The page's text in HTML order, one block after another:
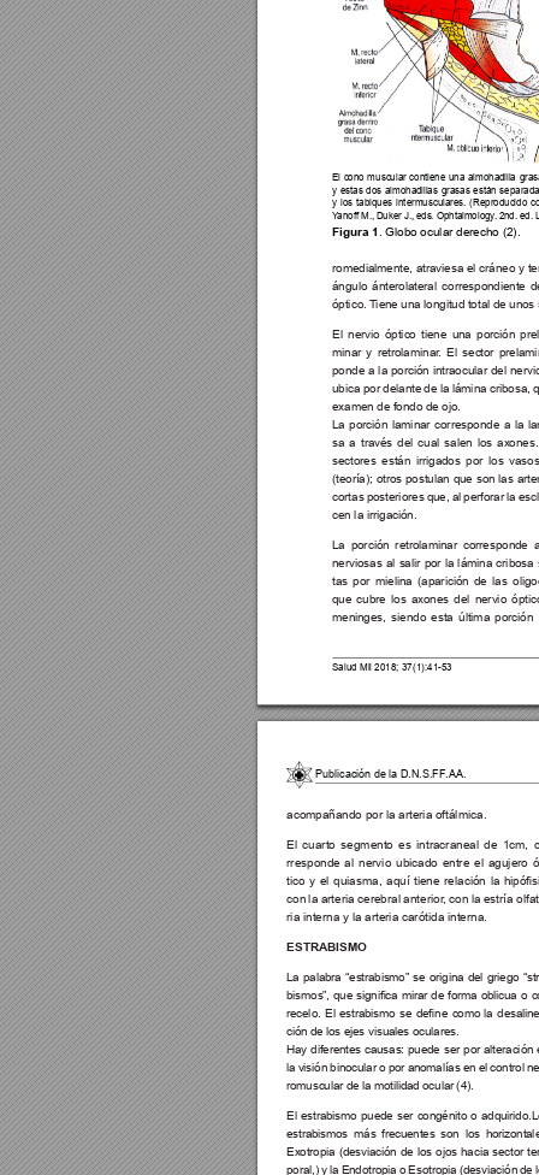
Salud Mil 2018; 37(1):41-53
El cono muscular contiene una almohadilla
y estas dos almohadillas grasas están
y los tabiques intermusculares. (Reproducido
Yanoff M., Duker J., eds. Ophtalmology. 2nd. ed.
Figura 1. Globo ocular derecho (2).
romedialmente, atraviesa el cráneo y
ángulo ánterolateral correspondiente
óptico. Tiene una longitud total de unos
El nervio óptico tiene una porción
minar y retrolaminar. El sector
ponde a la porción intraocular del
ubica por delante de la lámina cribosa,
examen de fondo de ojo.
La porción laminar corresponde a la
sa a través del cual salen los
sectores están irrigados por los
(teoría); otros postulan que son las
cortas posteriores que, al perforar la
cen la irrigación.
La porción retrolaminar corresponde
nerviosas al salir por la lámina cribosa
tas por mielina (aparición de las
que cubre los axones del nervio
meninges, siendo esta última
Publicación de la D.N.S.FF.AA.
acompañando por la arteria oftálmica.
El cuarto segmento es intracraneal de 1cm,
rresponde al nervio ubicado entre el agujero
tico y el quiasma, aquí tiene relación la
con la arteria cerebral anterior, con la estría
ria interna y la arteria carótida interna.
ESTRABISMO
La palabra “estrabismo” se origina del griego
bismos”, que signica mirar de forma oblicua o
recelo. El estrabismo se dene como la
ción de los ejes visuales oculares.
Hay diferentes causas: puede ser por alteración
la visión binocular o por anomalías en el control
romuscular de la motilidad ocular (4).
El estrabismo puede ser congénito o
estrabismos más frecuentes son los
Exotropia (desviación de los ojos hacia sector
poral,) y la Endotropia o Esotropia (desviación de